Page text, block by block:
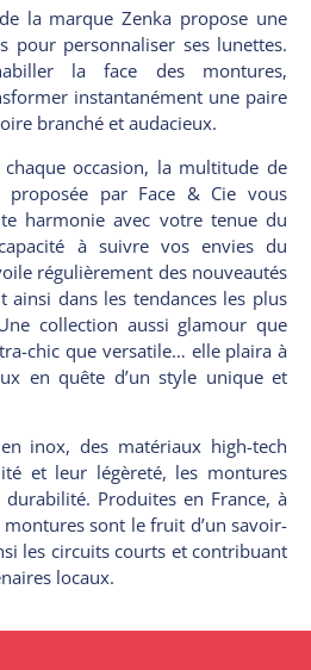
la marque Zenka propose une
pour personnaliser ses lunettes.
la face des montures,
instantanément une paire
branché et audacieux.
chaque occasion, la multitude de
par Face & Cie vous
harmonie avec votre tenue du
à suivre vos envies du
régulièrement des nouveautés
ainsi dans les tendances les plus
collection aussi glamour que
chic que versatile… elle plaira à
en quête d’un style unique et
inox, des matériaux high-tech
et leur légèreté, les montures
Produites en France, à
montures sont le fruit d’un savoir-
les circuits courts et contribuant
locaux.